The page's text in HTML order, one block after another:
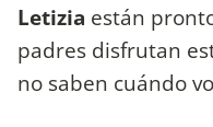
Letizia están
padres disfrutan
no saben cuándo